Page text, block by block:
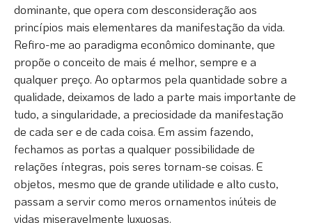
dominante, que opera com desconsideração aos
princípios mais elementares da manifestação da vida.
Refiro-me ao paradigma econômico dominante, que
propõe o conceito de mais é melhor, sempre e a
qualquer preço. Ao optarmos pela quantidade sobre a
qualidade, deixamos de lado a parte mais importante de
tudo, a singularidade, a preciosidade da manifestação
de cada ser e de cada coisa. Em assim fazendo,
fechamos as portas a qualquer possibilidade de
relações íntegras, pois seres tornam-se coisas. E
objetos, mesmo que de grande utilidade e alto custo,
passam a servir como meros ornamentos inúteis de
vidas miseravelmente luxuosas.